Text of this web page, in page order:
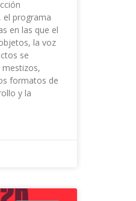
el programa
en las que el
la voz
se
formatos de
y la